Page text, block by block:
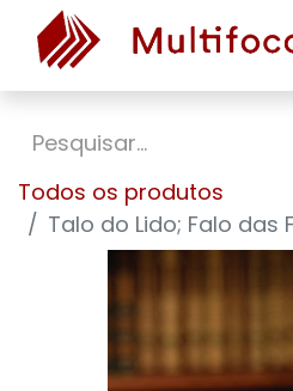
Todos os produtos
Talo do Lido; Falo das